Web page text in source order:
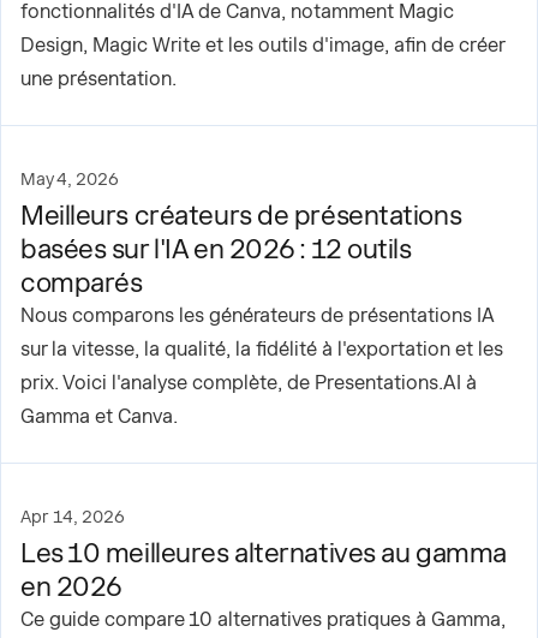
fonctionnalités d'IA de Canva, notamment Magic
Design, Magic Write et les outils d'image, afin de créer
une présentation.
May 4, 2026
Meilleurs créateurs de présentations
basées sur l'IA en 2026 : 12 outils
comparés
Nous comparons les générateurs de présentations IA
sur la vitesse, la qualité, la fidélité à l'exportation et les
prix. Voici l'analyse complète, de Presentations.AI à
Gamma et Canva.
Apr 14, 2026
Les 10 meilleures alternatives au gamma
en 2026
Ce guide compare 10 alternatives pratiques à Gamma,